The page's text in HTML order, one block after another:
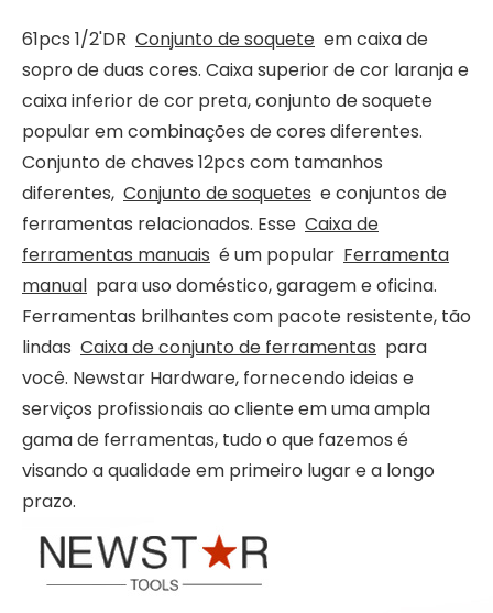
61pcs 1/2'DR Conjunto de soquete em caixa de
sopro de duas cores. Caixa superior de cor laranja e
caixa inferior de cor preta, conjunto de soquete
popular em combinações de cores diferentes.
Conjunto de chaves 12pcs com tamanhos
diferentes, Conjunto de soquetes e conjuntos de
ferramentas relacionados. Esse Caixa de
ferramentas manuais é um popular Ferramenta
manual para uso doméstico, garagem e oficina.
Ferramentas brilhantes com pacote resistente, tão
lindas Caixa de conjunto de ferramentas para
você. Newstar Hardware, fornecendo ideias e
serviços profissionais ao cliente em uma ampla
gama de ferramentas, tudo o que fazemos é
visando a qualidade em primeiro lugar e a longo
prazo.